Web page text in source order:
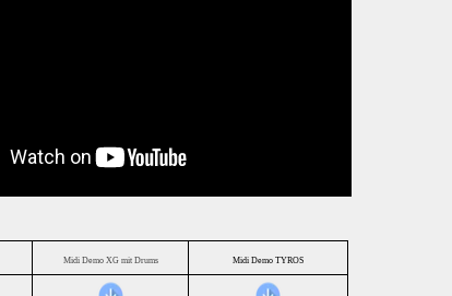
Midi Demo XG mit Drums Midi Demo TYROS